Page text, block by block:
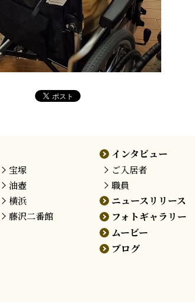
宝塚
油壺
横浜
藤沢二番館
インタビュー
ご入居者
職員
ニュースリリース
フォトギャラリー
ムービー
ブログ